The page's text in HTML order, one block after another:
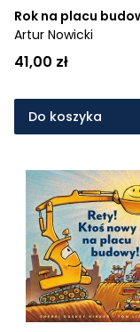
Rok na placu
Artur Nowicki
41,00 zł
Do koszyka